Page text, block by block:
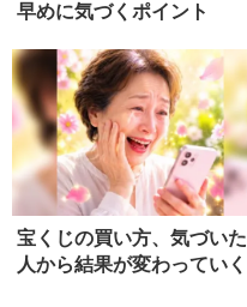
早めに気づくポイント
宝くじの買い方、気づいた
人から結果が変わっていく